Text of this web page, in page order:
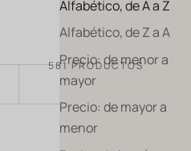
ORDENAR POR
Alfabético, de A a Z
Alfabético, de Z a A
Precio: de menor a
mayor
Precio: de mayor a
menor
581 PRODUCTOS